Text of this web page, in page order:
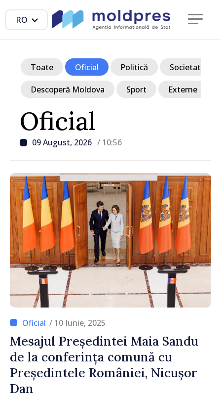
RO
Oficial
09 August, 2026 / 10:56
Toate Oficial Politică Societate
Descoperă Moldova Sport Externe
/ 10 Iunie, 2025
Mesajul Președintei Maia Sandu
de la conferința comună cu
Președintele României, Nicușor
Dan